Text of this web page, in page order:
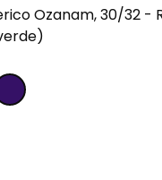
Ozanam, 30/32 -